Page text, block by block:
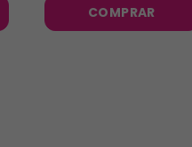
COMPRAR